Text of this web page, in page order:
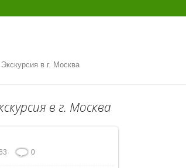
в г. Москва
в г. Москва
В реальном размере
0